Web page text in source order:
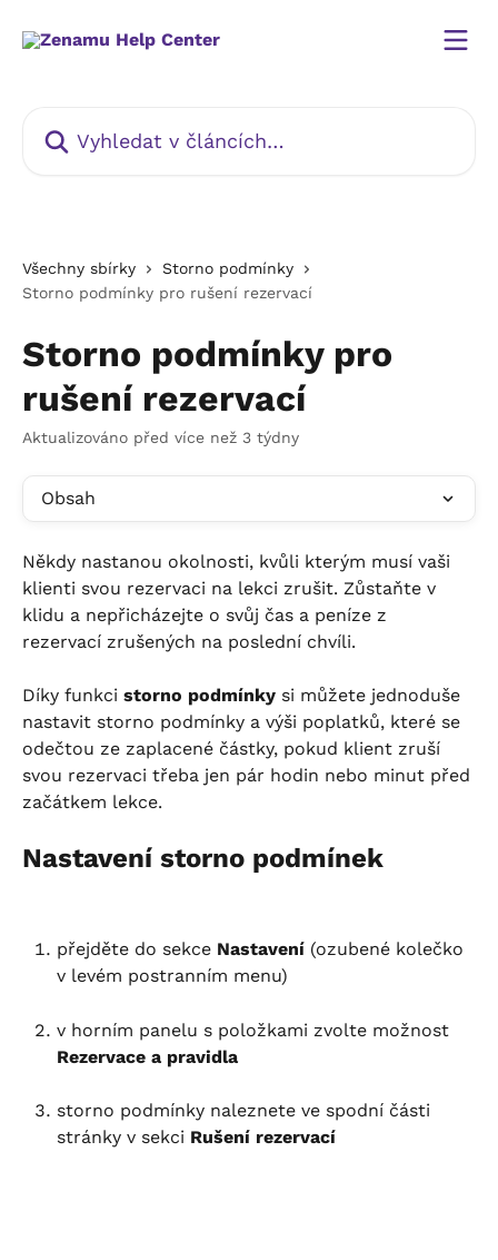
Všechny sbírky
Storno podmínky
Storno podmínky pro rušení rezervací
Storno podmínky pro
rušení rezervací
Aktualizováno před více než 3 týdny
Obsah
Někdy nastanou okolnosti, kvůli kterým musí vaši
klienti svou rezervaci na lekci zrušit. Zůstaňte v
klidu a nepřicházejte o svůj čas a peníze z
rezervací zrušených na poslední chvíli.
Díky funkci storno podmínky si můžete jednoduše
nastavit storno podmínky a výši poplatků, které se
odečtou ze zaplacené částky, pokud klient zruší
svou rezervaci třeba jen pár hodin nebo minut před
začátkem lekce.
Nastavení storno podmínek
přejděte do sekce Nastavení (ozubené kolečko
v levém postranním menu)
v horním panelu s položkami zvolte možnost
Rezervace a pravidla
storno podmínky naleznete ve spodní části
stránky v sekci Rušení rezervací